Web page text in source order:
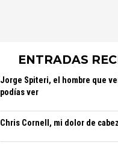
ENTRADAS
Jorge Spiteri, el hombre que
podías ver
Chris Cornell, mi dolor de